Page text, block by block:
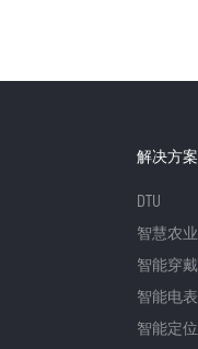
解决方案
DTU
智慧农业
智能穿戴
智能电表
智能定位